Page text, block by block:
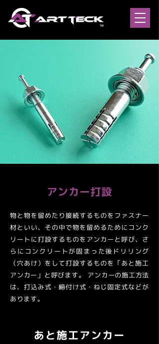
アンカー打設
物と物を留めたり接続するものをファスナー
材といい、その中で物を留めるためにコンク
リートに打設するものをアンカーと呼び、さ
らにコンクリートが固まった後ドリリング
（穴あけ）をして打設するものを「あと施工
アンカー」と呼びます。 アンカーの施工方法
は、打込み式・締付け式・ねじ固定式などが
あります。
あと施工アンカー